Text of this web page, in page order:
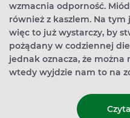
wzmacnia odporność.
również z kaszlem. Na
więc to już wystarczy, by
pożądany w codziennej
jednak oznacza, że można
wtedy wyjdzie nam to na